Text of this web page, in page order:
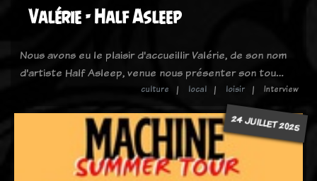
Valérie - Half Asleep
Nous avons eu le plaisir d'accueillir Valérie, de son nom
d'artiste Half Asleep, venue nous présenter son tou…
culture local loisir Interview
24 JUILLET 2025